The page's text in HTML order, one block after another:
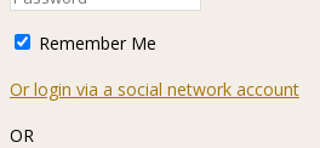
Remember Me
Or login via a social network account
OR